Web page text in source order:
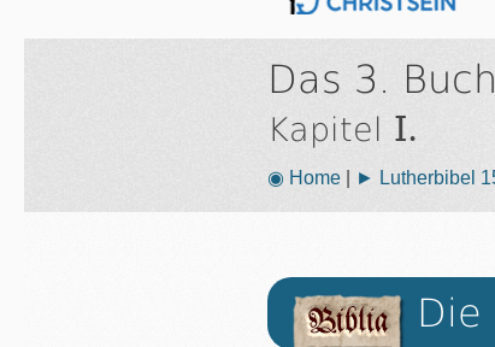
Das 3.
Kapitel I.
◉ Home ► Lutherbibel
Die